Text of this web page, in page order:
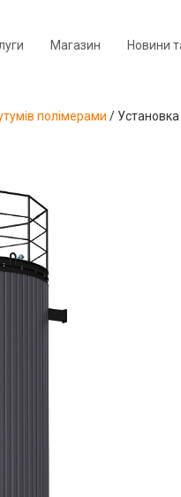
Магазин Новини
полімерами /